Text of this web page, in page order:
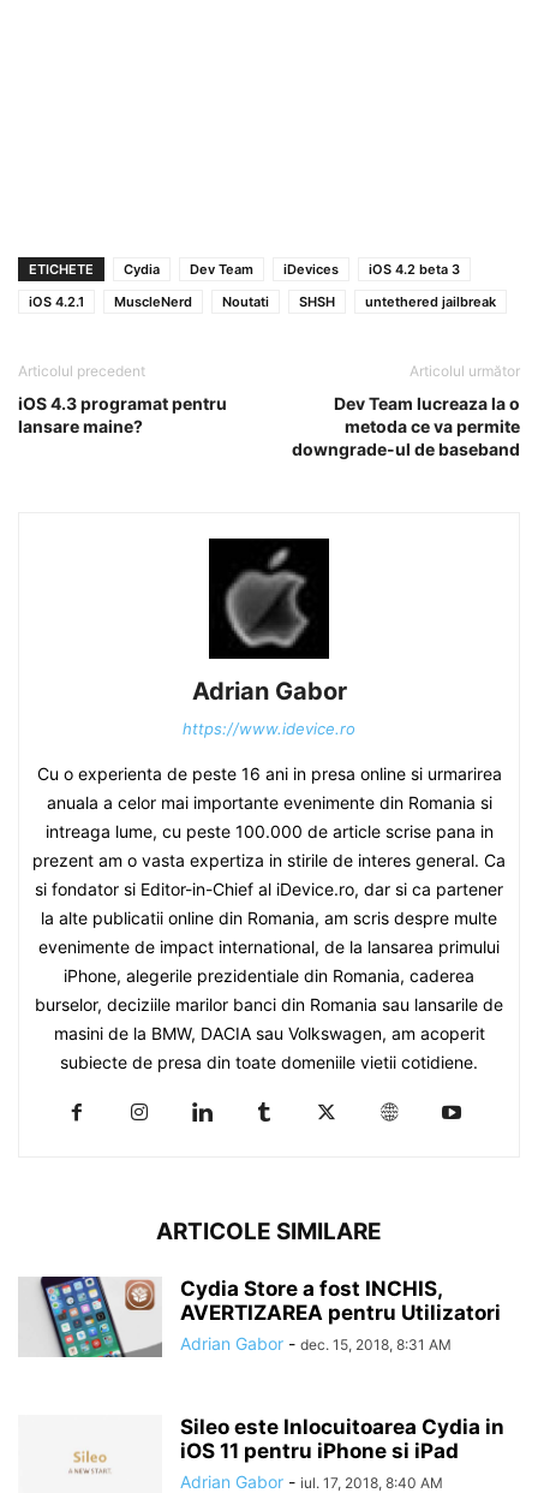
ETICHETE Cydia Dev Team iDevices
iOS 4.2 beta 3
iOS 4.2.1
MuscleNerd Noutati SHSH untethered jailbreak
Articolul precedent
iOS 4.3 programat pentru
lansare maine?
Articolul următor
Dev Team lucreaza la o
metoda ce va permite
downgrade-ul de baseband
Adrian Gabor
https://www.idevice.ro
Cu o experienta de peste 16 ani in presa online si urmarirea
anuala a celor mai importante evenimente din Romania si
intreaga lume, cu peste 100.000 de article scrise pana in
prezent am o vasta expertiza in stirile de interes general. Ca
si fondator si Editor-in-Chief al iDevice.ro, dar si ca partener
la alte publicatii online din Romania, am scris despre multe
evenimente de impact international, de la lansarea primului
iPhone, alegerile prezidentiale din Romania, caderea
burselor, deciziile marilor banci din Romania sau lansarile de
masini de la BMW, DACIA sau Volkswagen, am acoperit
subiecte de presa din toate domeniile vietii cotidiene.
ARTICOLE SIMILARE
Cydia Store a fost INCHIS,
AVERTIZAREA pentru Utilizatori
Adrian Gabor - dec. 15, 2018, 8:31 AM
Sileo este Inlocuitoarea Cydia in
iOS 11 pentru iPhone si iPad
Adrian Gabor - iul. 17, 2018, 8:40 AM